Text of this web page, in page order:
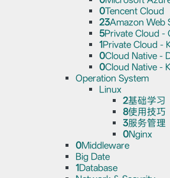
0Tencent Cloud
23Amazon Web
5Private Cloud -
1Private Cloud -
0Cloud Native -
0Cloud Native -
Operation System
Linux
2基础学习
8使用技巧
3服务管理
0Nginx
0Middleware
Big Date
1Database